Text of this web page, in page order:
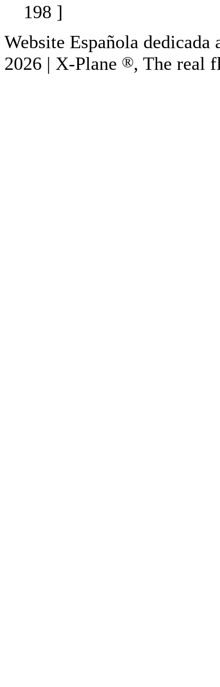
198 ]
Website Española
2026 | X-Plane ®, The real